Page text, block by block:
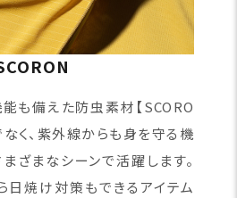
能も備えた防虫素材【SCORO
く、紫外線からも身を守る機
ざまなシーンで活躍します。
日焼け対策もできるアイテム